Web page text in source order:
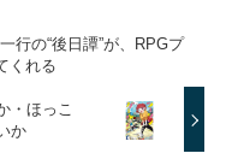
行の“後日譚”が、RPGプ
くれる
・ほっこ
か